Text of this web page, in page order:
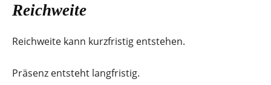
Reichweite
Reichweite kann kurzfristig entstehen.
Präsenz entsteht langfristig.